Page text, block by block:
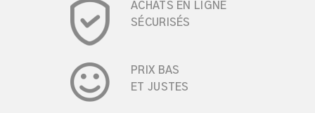
ACHATS EN LIGNE
SÉCURISÉS
PRIX BAS
ET JUSTES